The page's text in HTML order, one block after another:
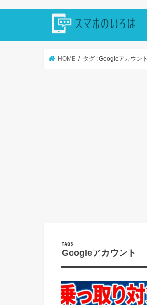
HOME タグ : Googleアカウント
Googleアカウント